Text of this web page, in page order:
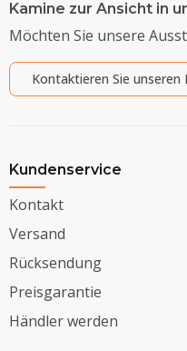
Kamine zur Ansicht in
Möchten Sie unsere
Kontaktieren Sie unseren
Kundenservice
Kontakt
Versand
Rücksendung
Preisgarantie
Händler werden